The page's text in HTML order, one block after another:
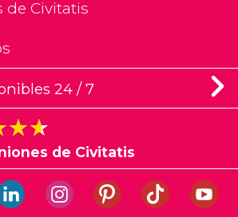
de Civitatis
24 / 7
de Civitatis